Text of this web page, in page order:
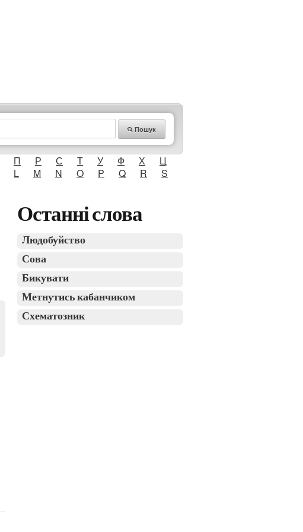
Пошук
П Р С Т У Ф Х
Ц
L M N O P Q R
S
Останні слова
Людобуйство
Сова
Бикувати
Метнутись кабанчиком
Схематозник